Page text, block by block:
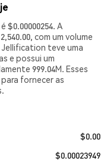
$0.00000254. A
com um volume
Jellification teve uma
e possui um
999.04M. Esses
fornecer as
$0.00
$0.00023949